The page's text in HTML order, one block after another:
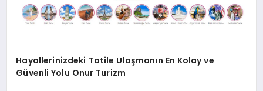
Hayallerinizdeki Tatile Ulaşmanın En Kolay ve
Güvenli Yolu Onur Turizm